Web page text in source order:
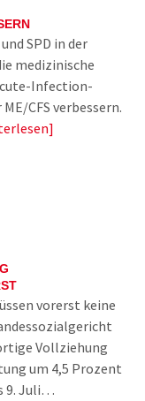
SPD in der
medizinische
Infection-
CFS verbessern.
vorerst keine
Vollziehung
um 4,5 Prozent
9. Juli…